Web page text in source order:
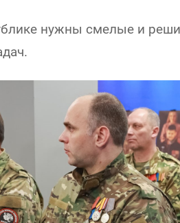
нужны смелые и